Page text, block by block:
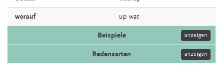
worauf up wat
Beispiele anzeigen
Redensarten anzeigen